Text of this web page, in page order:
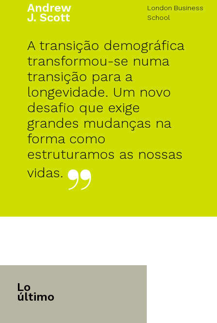
Andrew
J. Scott
London Business
School
A transição demográfica
transformou-se numa
transição para a
longevidade. Um novo
desafio que exige
grandes mudanças na
forma como
estruturamos as nossas
vidas.
Lo
último